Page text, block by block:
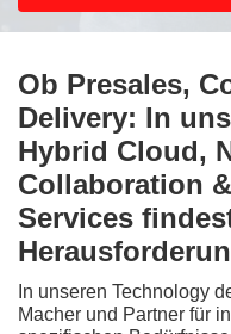
Ob Presales,
Delivery: In
Hybrid Cloud,
Collaboration
Services
In unseren Technology
Macher und Partner für